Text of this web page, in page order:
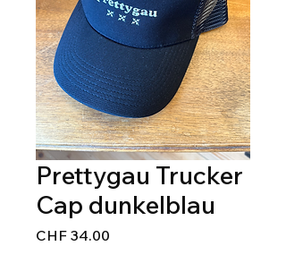
Prettygau Trucker
Cap dunkelblau
CHF 34.00